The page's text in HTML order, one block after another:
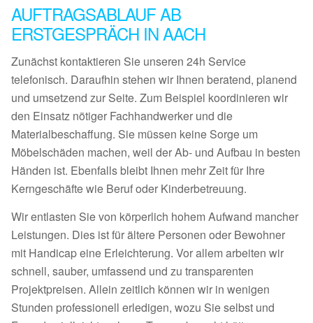
AUFTRAGSABLAUF AB
ERSTGESPRÄCH IN AACH
Zunächst kontaktieren Sie unseren 24h Service
telefonisch. Daraufhin stehen wir Ihnen beratend, planend
und umsetzend zur Seite. Zum Beispiel koordinieren wir
den Einsatz nötiger Fachhandwerker und die
Materialbeschaffung. Sie müssen keine Sorge um
Möbelschäden machen, weil der Ab- und Aufbau in besten
Händen ist. Ebenfalls bleibt Ihnen mehr Zeit für Ihre
Kerngeschäfte wie Beruf oder Kinderbetreuung.
Wir entlasten Sie von körperlich hohem Aufwand mancher
Leistungen. Dies ist für ältere Personen oder Bewohner
mit Handicap eine Erleichterung. Vor allem arbeiten wir
schnell, sauber, umfassend und zu transparenten
Projektpreisen. Allein zeitlich können wir in wenigen
Stunden professionell erledigen, wozu Sie selbst und